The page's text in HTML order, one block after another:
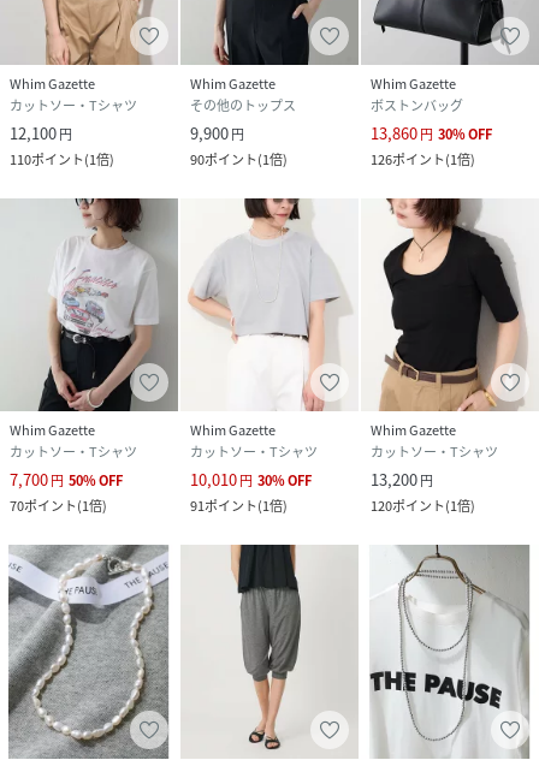
Whim Gazette
カットソー・Tシャツ
12,100円
110ポイント(1倍)
Whim Gazette
その他のトップス
9,900円
90ポイント(1倍)
Whim Gazette
ボストンバッグ
13,860円 30%OFF
126ポイント(1倍)
Whim Gazette
カットソー・Tシャツ
7,700円 50%OFF
70ポイント(1倍)
Whim Gazette
カットソー・Tシャツ
10,010円 30%OFF
91ポイント(1倍)
Whim Gazette
カットソー・Tシャツ
13,200円
120ポイント(1倍)